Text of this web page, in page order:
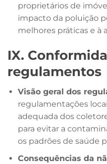
proprietários de
impacto da poluição
melhores práticas e à
IX.
regulamentos
Visão geral dos
regulamentações
adequada dos
para evitar a
os padrões de saúde
Consequências da